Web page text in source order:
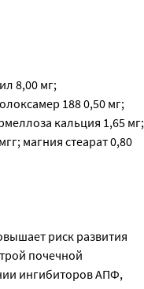
8,00 мг;
188 0,50 мг;
кальция 1,65 мг;
магния стеарат 0,80
риск развития
почечной
ингибиторов АПФ,